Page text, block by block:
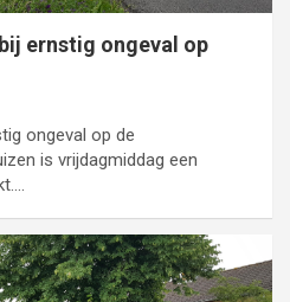
ernstig ongeval op
ongeval op de
is vrijdagmiddag een